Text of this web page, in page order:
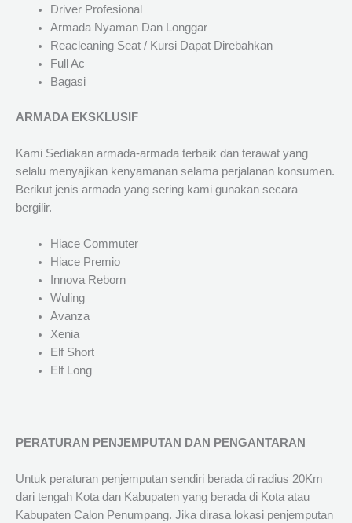
Driver Profesional
Armada Nyaman Dan Longgar
Reacleaning Seat / Kursi Dapat Direbahkan
Full Ac
Bagasi
ARMADA EKSKLUSIF
Kami Sediakan armada-armada terbaik dan terawat yang
selalu menyajikan kenyamanan selama perjalanan konsumen.
Berikut jenis armada yang sering kami gunakan secara
bergilir.
Hiace Commuter
Hiace Premio
Innova Reborn
Wuling
Avanza
Xenia
Elf Short
Elf Long
PERATURAN PENJEMPUTAN DAN PENGANTARAN
Untuk peraturan penjemputan sendiri berada di radius 20Km
dari tengah Kota dan Kabupaten yang berada di Kota atau
Kabupaten Calon Penumpang. Jika dirasa lokasi penjemputan